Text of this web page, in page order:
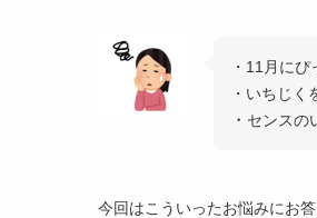
・11月に
・いちじ
・ センスの
今回はこういったお悩みにお答